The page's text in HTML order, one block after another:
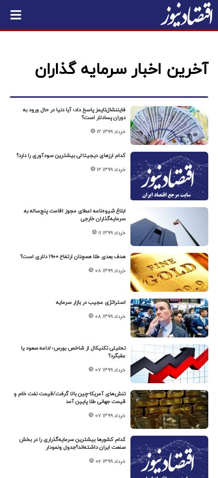
آخرین اخبار سرمایه گذاران
فایننشال‌تایمز پاسخ داد؛ آیا دنیا در حال ورود به
دوران پسادلار است؟
۱۲ خرداد ۱۳۹۹
کدام ارزهای دیجیتالی بیشترین سودآوری را دارد؟
۱۲ خرداد ۱۳۹۹
ابلاغ شیوه‌نامه اعطای مجوز اقامت پنج‌ساله به
سرمایه‌گذاران خارجی
۱۱ خرداد ۱۳۹۹
هدف بعدی طلا همچنان ارتفاع ۱۹۰۰ دلاری است؟
۰۸ خرداد ۱۳۹۹
استراتژی عجیب در بازار سرمایه
۰۸ خرداد ۱۳۹۹
تحلیلی تکنیکال از شاخص بورس؛ ادامه صعود یا
عقبگرد؟
۰۷ خرداد ۱۳۹۹
تنش‌های آمریکا-چین بالا گرفت/قیمت نفت خام و
قیمت جهانی طلا پایین آمد
۰۷ خرداد ۱۳۹۹
کدام کشورها بیشترین سرمایه‌گذراری را در بخش
صنعت ایران داشته‌اند؟جدول ونمودار
۰۶ خرداد ۱۳۹۹